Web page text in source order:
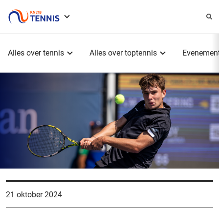
Alles over tennis Alles over toptennis
21 oktober 2024